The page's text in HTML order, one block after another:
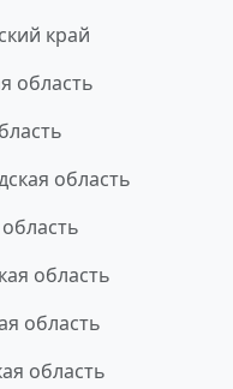
край
область
область
область
область
область